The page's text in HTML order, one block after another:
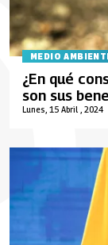
MEDIO
Lunes, 15 Abril , 2024
¿En qué
son sus